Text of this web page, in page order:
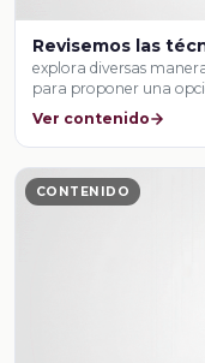
Revisemos las
explora diversas
para proponer una
Ver contenido
CONTENIDO